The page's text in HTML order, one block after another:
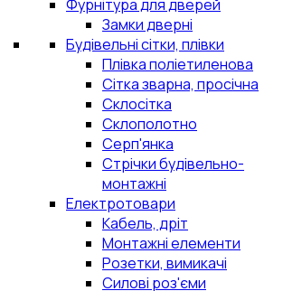
Фурнітура для дверей
Замки дверні
Будівельні сітки, плівки
Плівка поліетиленова
Сітка зварна, просічна
Склосітка
Склополотно
Серп'янка
Стрічки будівельно-
монтажні
Електротовари
Кабель, дріт
Монтажні елементи
Розетки, вимикачі
Силові роз'єми